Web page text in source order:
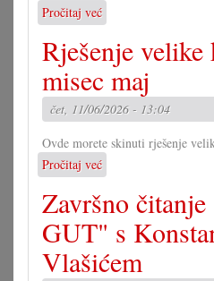
Pročitaj već
Majica
s
motivom,
brojne
mogućnosti
Rješenje
misec maj
čet, 11/06/2026 - 13:04
Ovde morete skinuti rješenje
Pročitaj već
Rješenje
velike
križaljke
za
misec
maj
Završno
GUT" s
Vlašićem